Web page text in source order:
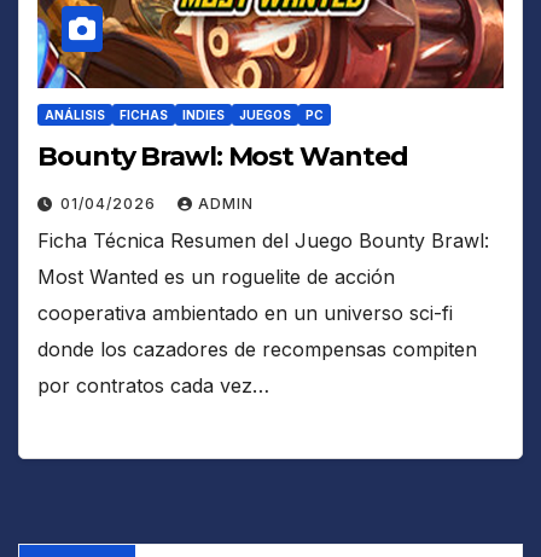
ANÁLISIS FICHAS INDIES JUEGOS PC
Bounty Brawl: Most Wanted
01/04/2026 ADMIN
Ficha Técnica Resumen del Juego Bounty Brawl:
Most Wanted es un roguelite de acción
cooperativa ambientado en un universo sci-fi
donde los cazadores de recompensas compiten
por contratos cada vez…